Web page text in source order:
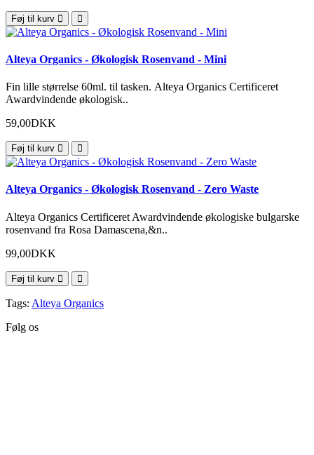
Føj til kurv
Alteya Organics - Økologisk Rosenvand - Mini
Fin lille størrelse 60ml. til tasken. Alteya Organics Certificeret
Awardvindende økologisk..
59,00DKK
Føj til kurv
Alteya Organics - Økologisk Rosenvand - Zero Waste
Alteya Organics Certificeret Awardvindende økologiske bulgarske
rosenvand fra Rosa Damascena,&n..
99,00DKK
Føj til kurv
Tags: Alteya Organics
Følg os